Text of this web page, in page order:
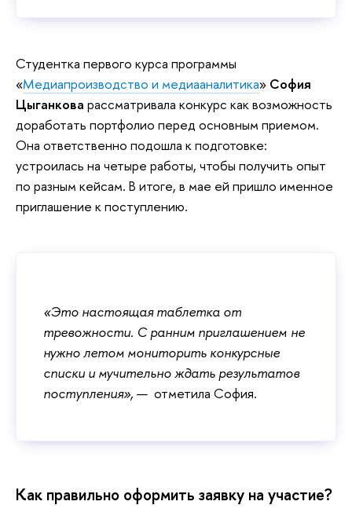
Студентка первого курса программы
«Медиапроизводство и медиааналитика» София
Цыганкова рассматривала конкурс как возможность
доработать портфолио перед основным приемом.
Она ответственно подошла к подготовке:
устроилась на четыре работы, чтобы получить опыт
по разным кейсам. В итоге, в мае ей пришло именное
приглашение к поступлению.
«Это настоящая таблетка от
тревожности. С ранним приглашением не
нужно летом мониторить конкурсные
списки и мучительно ждать результатов
поступления»,— отметила София.
Как правильно оформить заявку на участие?